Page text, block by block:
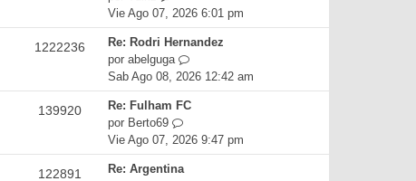
s
a
j
s
a
t
o
s
a
e
r
ú
l
t
o
e
Vie Ago 07, 2026 6:01 pm
1222236
Re: Rodri Hernandez
por abelguga
V
e
r
ú
t
Sab Ago 08, 2026 12:42 am
139920
Re: Fulham FC
por Berto69
V
e
r
ú
Vie Ago 07, 2026 9:47 pm
122891
Re: Argentina